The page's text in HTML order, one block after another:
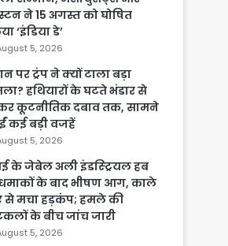
ने 15 अगस्त को घोषित
‘इंडिया डे’
5, 2026
पर ट्रंप ने क्यों टाला बड़ा
हथियारों के घटते भंडार से
कूटनीतिक दबाव तक, सामने
कई बड़ी वजहें
5, 2026
के जेबेल अली इंडस्ट्रियल हब
के बाद भीषण आग, काले
से मचा हड़कंप; हमले की
के बीच जांच जारी
5, 2026